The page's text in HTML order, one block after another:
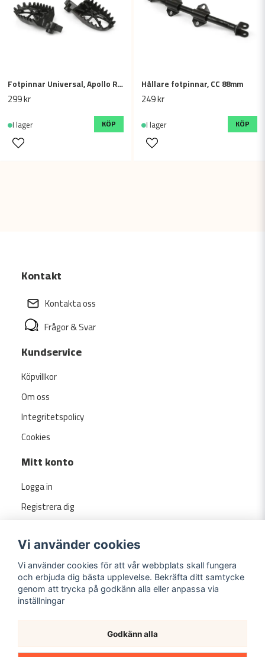
Fotpinnar Universal, Apollo RFZ
299 kr
I lager KÖP
Hållare fotpinnar, CC 88mm
249 kr
I lager KÖP
Kontakt
Kontakta oss
Frågor & Svar
Kundservice
Köpvillkor
Om oss
Integritetspolicy
Cookies
Mitt konto
Logga in
Registrera dig
Vi använder cookies
Vi använder cookies för att vår webbplats skall fungera
och erbjuda dig bästa upplevelse. Bekräfta ditt samtycke
genom att trycka på godkänn alla eller anpassa via
inställningar
Godkänn alla